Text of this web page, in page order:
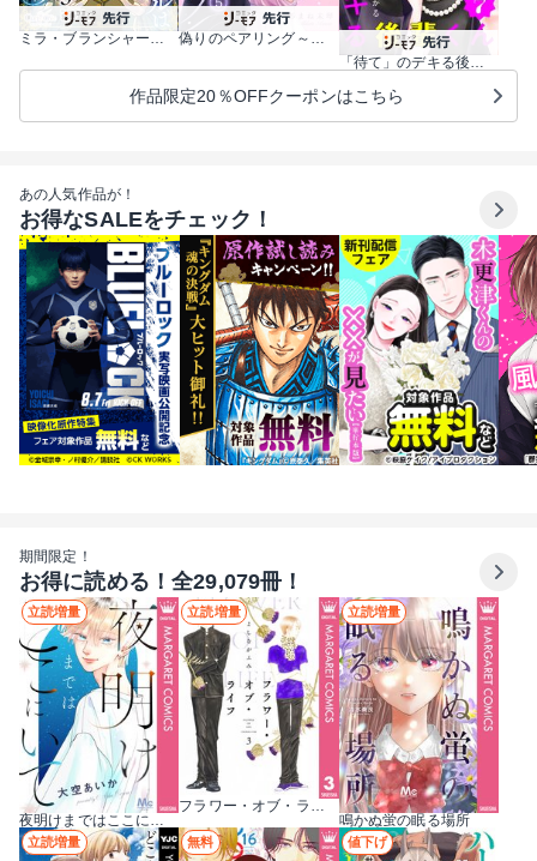
ミラ・ブランシャールは二度救う ～ある日、親友は別人になった～
偽りのペアリング～偽装恋人になった元彼は過保護に私を溺愛する～
「待て」のデキる後輩くん【マイクロ】
作品限定20％OFFクーポンはこちら
あの人気作品が！
お得なSALEをチェック！
期間限定！
お得に読める！全29,079冊！
立読増量
夜明けまではここにいて
立読増量
フラワー・オブ・ライフ
立読増量
鳴かぬ蛍の眠る場所
立読増量 無料 値下げ